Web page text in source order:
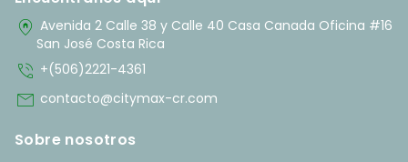
home_pin Avenida 2 Calle 38 y Calle 40 Casa Canada Oficina #16
San José Costa Rica
phone_in_talk +(506)2221-4361
mail contacto@citymax-cr.com
Sobre nosotros